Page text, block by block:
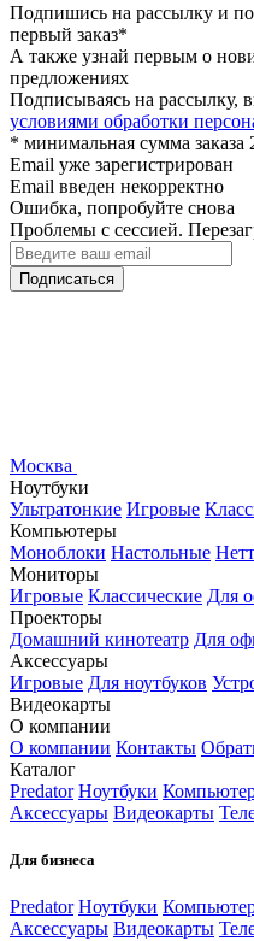
Подпишись на рассылку и
первый заказ*
А также узнай первым о
предложениях
Подписываясь на рассылку,
условиями обработки
* минимальная сумма заказа
Email уже зарегистрирован
Email введен некорректно
Ошибка, попробуйте снова
Проблемы с сессией.
Подписаться
Москва
Ноутбуки
Ультратонкие Игровые
Компьютеры
Моноблоки Настольные
Мониторы
Игровые Классические Для
Проекторы
Домашний кинотеатр Для
Аксессуары
Игровые Для ноутбуков
Видеокарты
О компании
О компании Контакты
Каталог
Predator Ноутбуки
Аксессуары Видеокарты
Для бизнеса
Predator Ноутбуки
Аксессуары Видеокарты